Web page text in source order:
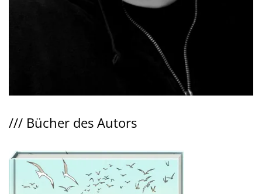
/// Bücher des Autors